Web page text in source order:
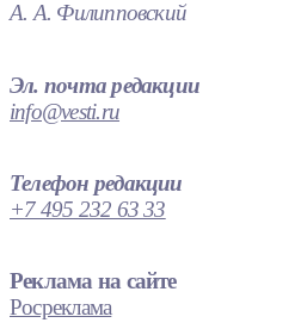
А. А. Филипповский
Эл. почта редакции
info@vesti.ru
Телефон редакции
+7 495 232 63 33
Реклама на сайте
Росреклама